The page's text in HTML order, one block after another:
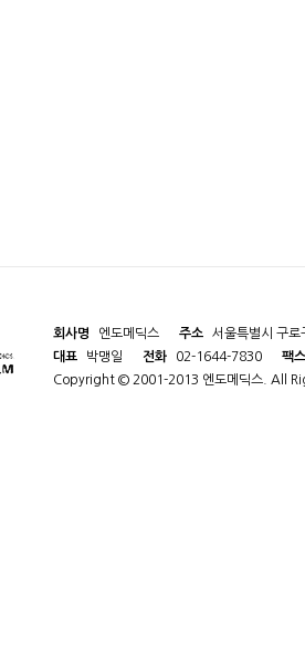
회사명 엔도메딕스 주소
서울특별시 구
대표
박맹일 전화 02-1644-7830
팩스
Copyright © 2001-2013 엔도메딕스. All